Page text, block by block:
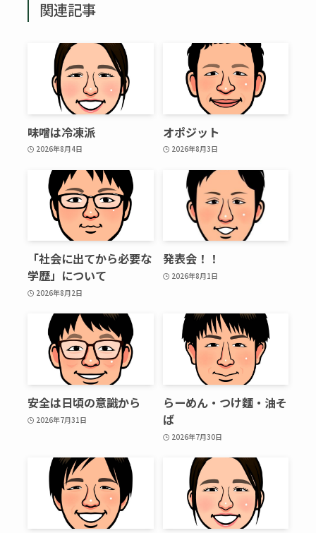
関連記事
味噌は冷凍派
2026年8月4日
オポジット
2026年8月3日
「社会に出てから必要な
学歴」について
2026年8月2日
発表会！！
2026年8月1日
安全は日頃の意識から
2026年7月31日
らーめん・つけ麵・油そ
ば
2026年7月30日